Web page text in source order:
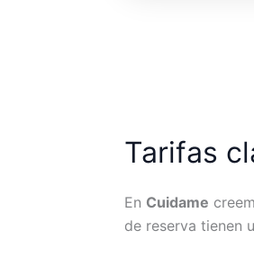
Tarifas
En Cuidame
de reserva tienen